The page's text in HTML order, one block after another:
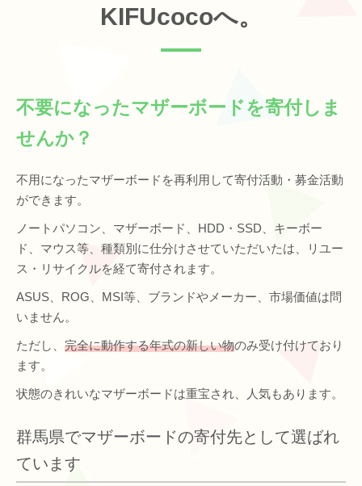
KIFUcocoへ。
不要になったマザーボードを寄付しま
せんか？
不用になったマザーボードを再利用して寄付活動・募金活動
ができます。
ノートパソコン、マザーボード、HDD・SSD、キーボー
ド、マウス等、種類別に仕分けさせていただいたは、リユー
ス・リサイクルを経て寄付されます。
ASUS、ROG、MSI等、ブランドやメーカー、市場価値は問
いません。
ただし、 完全に動作する年式の新しい物のみ受け付けており
ます。
状態のきれいなマザーボードは重宝され、人気もあります。
群馬県でマザーボードの寄付先として選ばれ
ています